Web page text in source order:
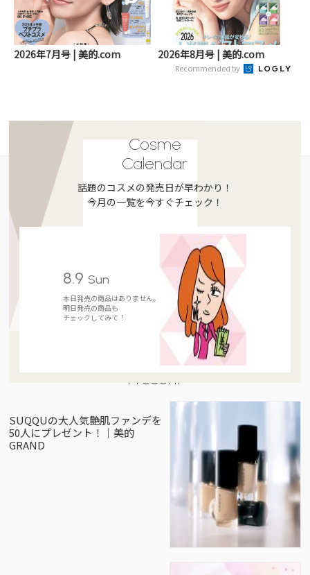
2026年7月号 | 美的.com 2026年8月号 | 美的.com
Recommended by
Cosme
Calendar
話題のコスメの発売日が早わかり！
今月の一覧を今すぐチェック！
8.9 Sun
本日発売の商品はありません。
明日発売の商品も
チェックしてみて！
Present
SUQQUの大人気艶肌ファンデを
50人にプレゼント！｜美的
GRAND